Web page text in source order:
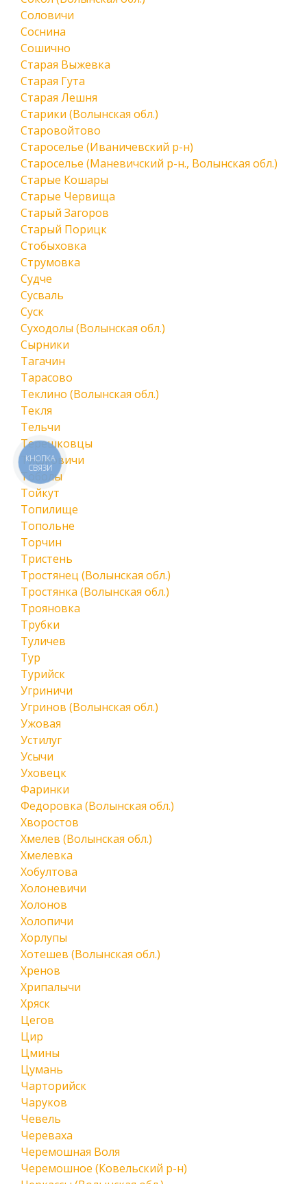
Соловичи
Соснина
Сошично
Старая Выжевка
Старая Гута
Старая Лешня
Старики (Волынская обл.)
Старовойтово
Староселье (Иваничевский р-н)
Староселье (Маневичский р-н., Волынская обл.)
Старые Кошары
Старые Червища
Старый Загоров
Старый Порицк
Стобыховка
Струмовка
Судче
Сусваль
Суск
Суходолы (Волынская обл.)
Сырники
Тагачин
Тарасово
Теклино (Волынская обл.)
Текля
Тельчи
Терешковцы
Тишковичи
Тоболы
Тойкут
Топилище
Топольне
Торчин
Тристень
Тростянец (Волынская обл.)
Тростянка (Волынская обл.)
Трояновка
Трубки
Туличев
Тур
Турийск
Угриничи
Угринов (Волынская обл.)
Ужовая
Устилуг
Усычи
Уховецк
Фаринки
Федоровка (Волынская обл.)
Хворостов
Хмелев (Волынская обл.)
Хмелевка
Хобултова
Холоневичи
Холонов
Холопичи
Хорлупы
Хотешев (Волынская обл.)
Хренов
Хрипалычи
Хряск
Цегов
Цир
Цмины
Цумань
Чарторийск
Чаруков
Чевель
Череваха
Черемошная Воля
Черемошное (Ковельский р-н)
КНОПКА
СВЯЗИ